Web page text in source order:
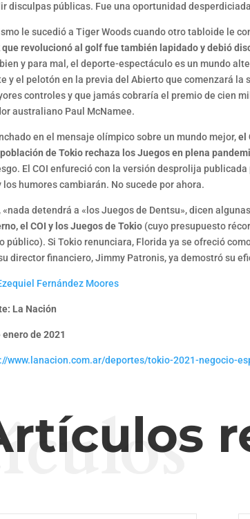
disculpas públicas. Fue una oportunidad
le sucedió a Tiger Woods cuando otro tabloide le
que revolucionó al golf fue también lapidado y debió
y para mal, el deporte-espectáculo es un mundo
y el pelotón en la previa del Abierto que comenzará
controles y que jamás cobraría el premio de cien
australiano Paul McNamee.
en el mensaje olímpico sobre un mundo mejor,el
de Tokio rechaza los Juegos en plena
El COI enfureció con la versión desprolija
los humores cambiarán. No sucede por ahora.
«nada detendrá a «los Juegos de Dentsu», dicen
el COI y los Juegos de Tokio (cuyo presupuesto
público). Si Tokio renunciara, Florida ya se ofreció
director financiero, Jimmy Patronis, ya demostró su
Fernández Moores
La Nación
enero de 2021
www.lanacion.com.ar/deportes/tokio-2021-negocio-